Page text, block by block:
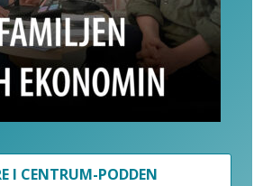
I CENTRUM-PODDEN